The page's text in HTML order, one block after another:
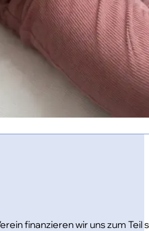
finanzieren wir uns zum